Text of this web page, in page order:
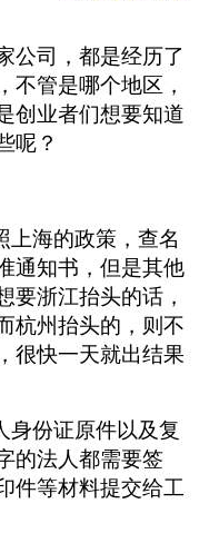
公司，都是经历了
不管是哪个地区，
创业者们想要知道
呢？
上海的政策，查名
通知书，但是其他
要浙江抬头的话，
杭州抬头的，则不
很快一天就出结果
身份证原件以及复
的法人都需要签
件等材料提交给工